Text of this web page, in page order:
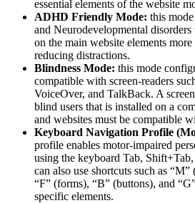
essential elements of the website
ADHD Friendly Mode: this
and Neurodevelopmental
on the main website elements
reducing distractions.
Blindness Mode: this mode
compatible with screen-readers
VoiceOver, and TalkBack. A
blind users that is installed on a
and websites must be compatible
Keyboard Navigation Profile
profile enables motor-impaired
using the keyboard Tab,
can also use shortcuts such as
“F” (forms), “B” (buttons), and
specific elements.